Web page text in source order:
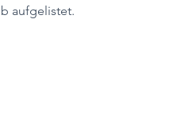
aufgelistet.